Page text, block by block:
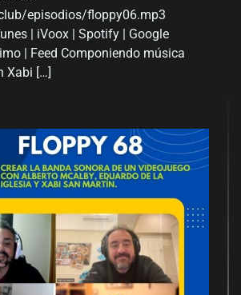
episodios/floppy06 .mp3
| iVoox | Spotify | Google
| Feed Componiendo música
Xabi […]